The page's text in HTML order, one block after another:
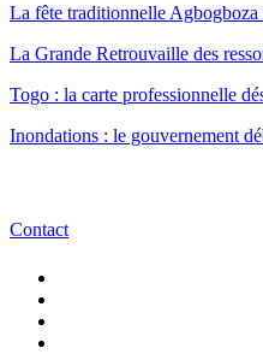
La fête traditionnelle
La Grande Retrouvaille des
Togo : la carte professionnelle
Inondations : le gouvernement
Contact